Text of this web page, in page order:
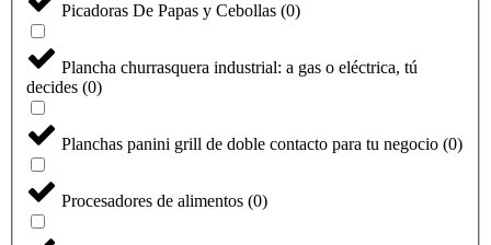
Picadoras De Papas y Cebollas (0)
Plancha churrasquera industrial: a gas o eléctrica, tú
decides (0)
Planchas panini grill de doble contacto para tu negocio (0)
Procesadores de alimentos (0)